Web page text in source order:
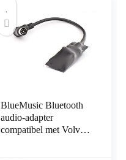
BlueMusic Bluetooth
audio-adapter
compatibel met Volvo